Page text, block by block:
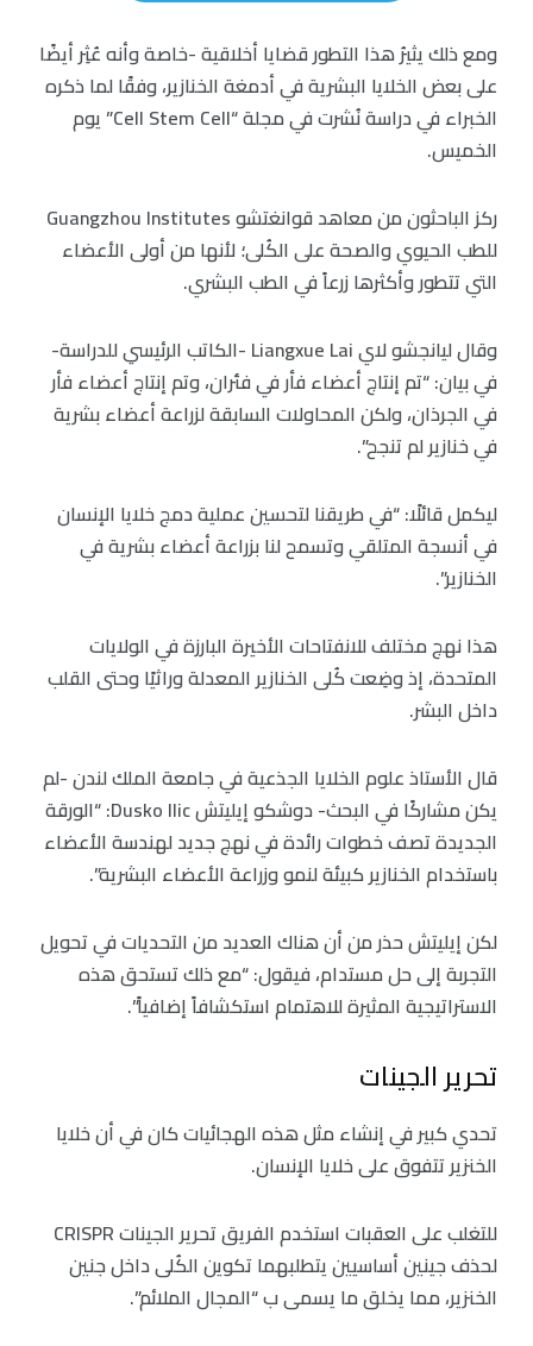
ومع ذلك يثيرُ هذا التطور قضايا أخلاقية -خاصة وأنه عُثِر أيضًا
على بعض الخلايا البشرية في أدمغة الخنازير، وفقًا لما ذكره
الخبراء في دراسة نُشرت في مجلة “Cell Stem Cell” يوم
الخميس.
ركز الباحثون من معاهد قوانغتشو Guangzhou Institutes
للطب الحيوي والصحة على الكُلى؛ لأنها من أولى الأعضاء
التي تتطور وأكثرها زرعاً في الطب البشري.
وقال ليانجشو لاي Liangxue Lai -الكاتب الرئيسي للدراسة-
في بيان: “تم إنتاج أعضاء فأر في فئران، وتم إنتاج أعضاء فأر
في الجرذان، ولكن المحاولات السابقة لزراعة أعضاء بشرية
في خنازير لم تنجح”.
ليكمل قائلًا: “في طريقنا لتحسين عملية دمج خلايا الإنسان
في أنسجة المتلقي وتسمح لنا بزراعة أعضاء بشرية في
الخنازير”.
هذا نهج مختلف للانفتاحات الأخيرة البارزة في الولايات
المتحدة، إذ وضِعت كُلى الخنازير المعدلة وراثيًا وحتى القلب
داخل البشر.
قال الأستاذ علوم الخلايا الجذعية في جامعة الملك لندن -لم
يكن مشاركًا في البحث- دوشكو إيليتش Dusko Ilic: “الورقة
الجديدة تصف خطوات رائدة في نهج جديد لهندسة الأعضاء
باستخدام الخنازير كبيئة لنمو وزراعة الأعضاء البشرية”.
لكن إيليتش حذر من أن هناك العديد من التحديات في تحويل
التجربة إلى حل مستدام، فيقول: “مع ذلك تستحق هذه
الاستراتيجية المثيرة للاهتمام استكشافاً إضافياً”.
تحرير الجينات
تحدي كبير في إنشاء مثل هذه الهجائيات كان في أن خلايا
الخنزير تتفوق على خلايا الإنسان.
للتغلب على العقبات استخدم الفريق تحرير الجينات CRISPR
لحذف جينين أساسيين يتطلبهما تكوين الكُلى داخل جنين
الخنزير، مما يخلق ما يسمى ب “المجال الملائم”.